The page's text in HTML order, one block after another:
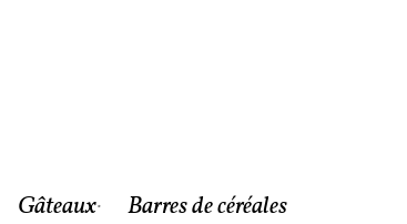
Gâteaux Barres de céréales